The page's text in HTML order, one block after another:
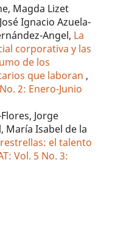
Magda Lizet
Ignacio Azuela-
Angel, La
corporativa y las
de los
que laboran ,
2: Enero-Junio
Jorge
María Isabel de la
el talento
Vol. 5 No. 3: